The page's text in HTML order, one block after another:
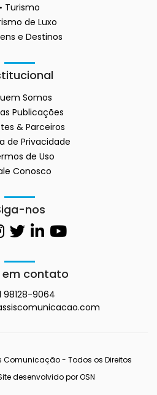
Turismo
de Luxo
e Destinos
Somos
Publicações
& Parceiros
de Privacidade
de Uso
Conosco
nos
em contato
98128-9064
Comunicação - Todos os Direitos
desenvolvido porOSN